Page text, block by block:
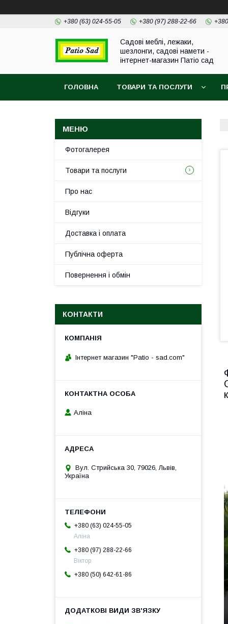
+380 (63) 024-55-05 +380 (97) 288-22-66
Садові меблі, лежаки,
шезлонги, садові намети -
інтернет-магазин Патіо сад
ГОЛОВНА ТОВАРИ ТА ПОСЛУГИ
Фотогалерея
Товари та послуги
Про нас
Відгуки
Доставка і оплата
Публічна оферта
Повернення і обмін
КОНТАКТИ
Інтернет магазин "Patio - sad.com"
Аліна
Вул. Стрийська 30, 79026, Львів,
Україна
+380 (63) 024-55-05
Аліна
+380 (97) 288-22-66
Віктор
+380 (50) 642-61-86